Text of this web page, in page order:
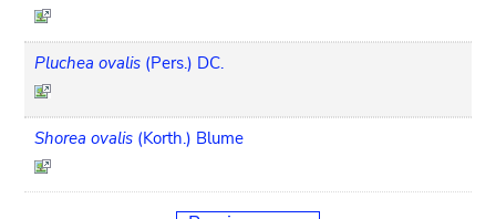
Pluchea ovalis (Pers.) DC.
Shorea ovalis (Korth.) Blume